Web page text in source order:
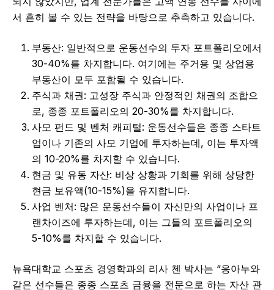
서 흔히 볼 수 있는 전략을 바탕으로 추측하고 있습니다.
부동산: 일반적으로 운동선수의 투자 포트폴리오에서
30-40%를 차지합니다. 여기에는 주거용 및 상업용
부동산이 모두 포함될 수 있습니다.
주식과 채권: 고성장 주식과 안정적인 채권의 조합으
로, 종종 포트폴리오의 20-30%를 차지합니다.
사모 펀드 및 벤처 캐피털: 운동선수들은 종종 스타트
업이나 기존의 사모 기업에 투자하는데, 이는 투자액
의 10-20%를 차지할 수 있습니다.
현금 및 유동 자산: 비상 상황과 기회를 위해 상당한
현금 보유액(10-15%)을 유지합니다.
사업 벤처: 많은 운동선수들이 자신만의 사업이나 프
랜차이즈에 투자하는데, 이는 그들의 포트폴리오의
5-10%를 차지할 수 있습니다.
뉴욕대학교 스포츠 경영학과의 리사 첸 박사는 “응아누와
같은 선수들은 종종 스포츠 금융을 전문으로 하는 자산 관